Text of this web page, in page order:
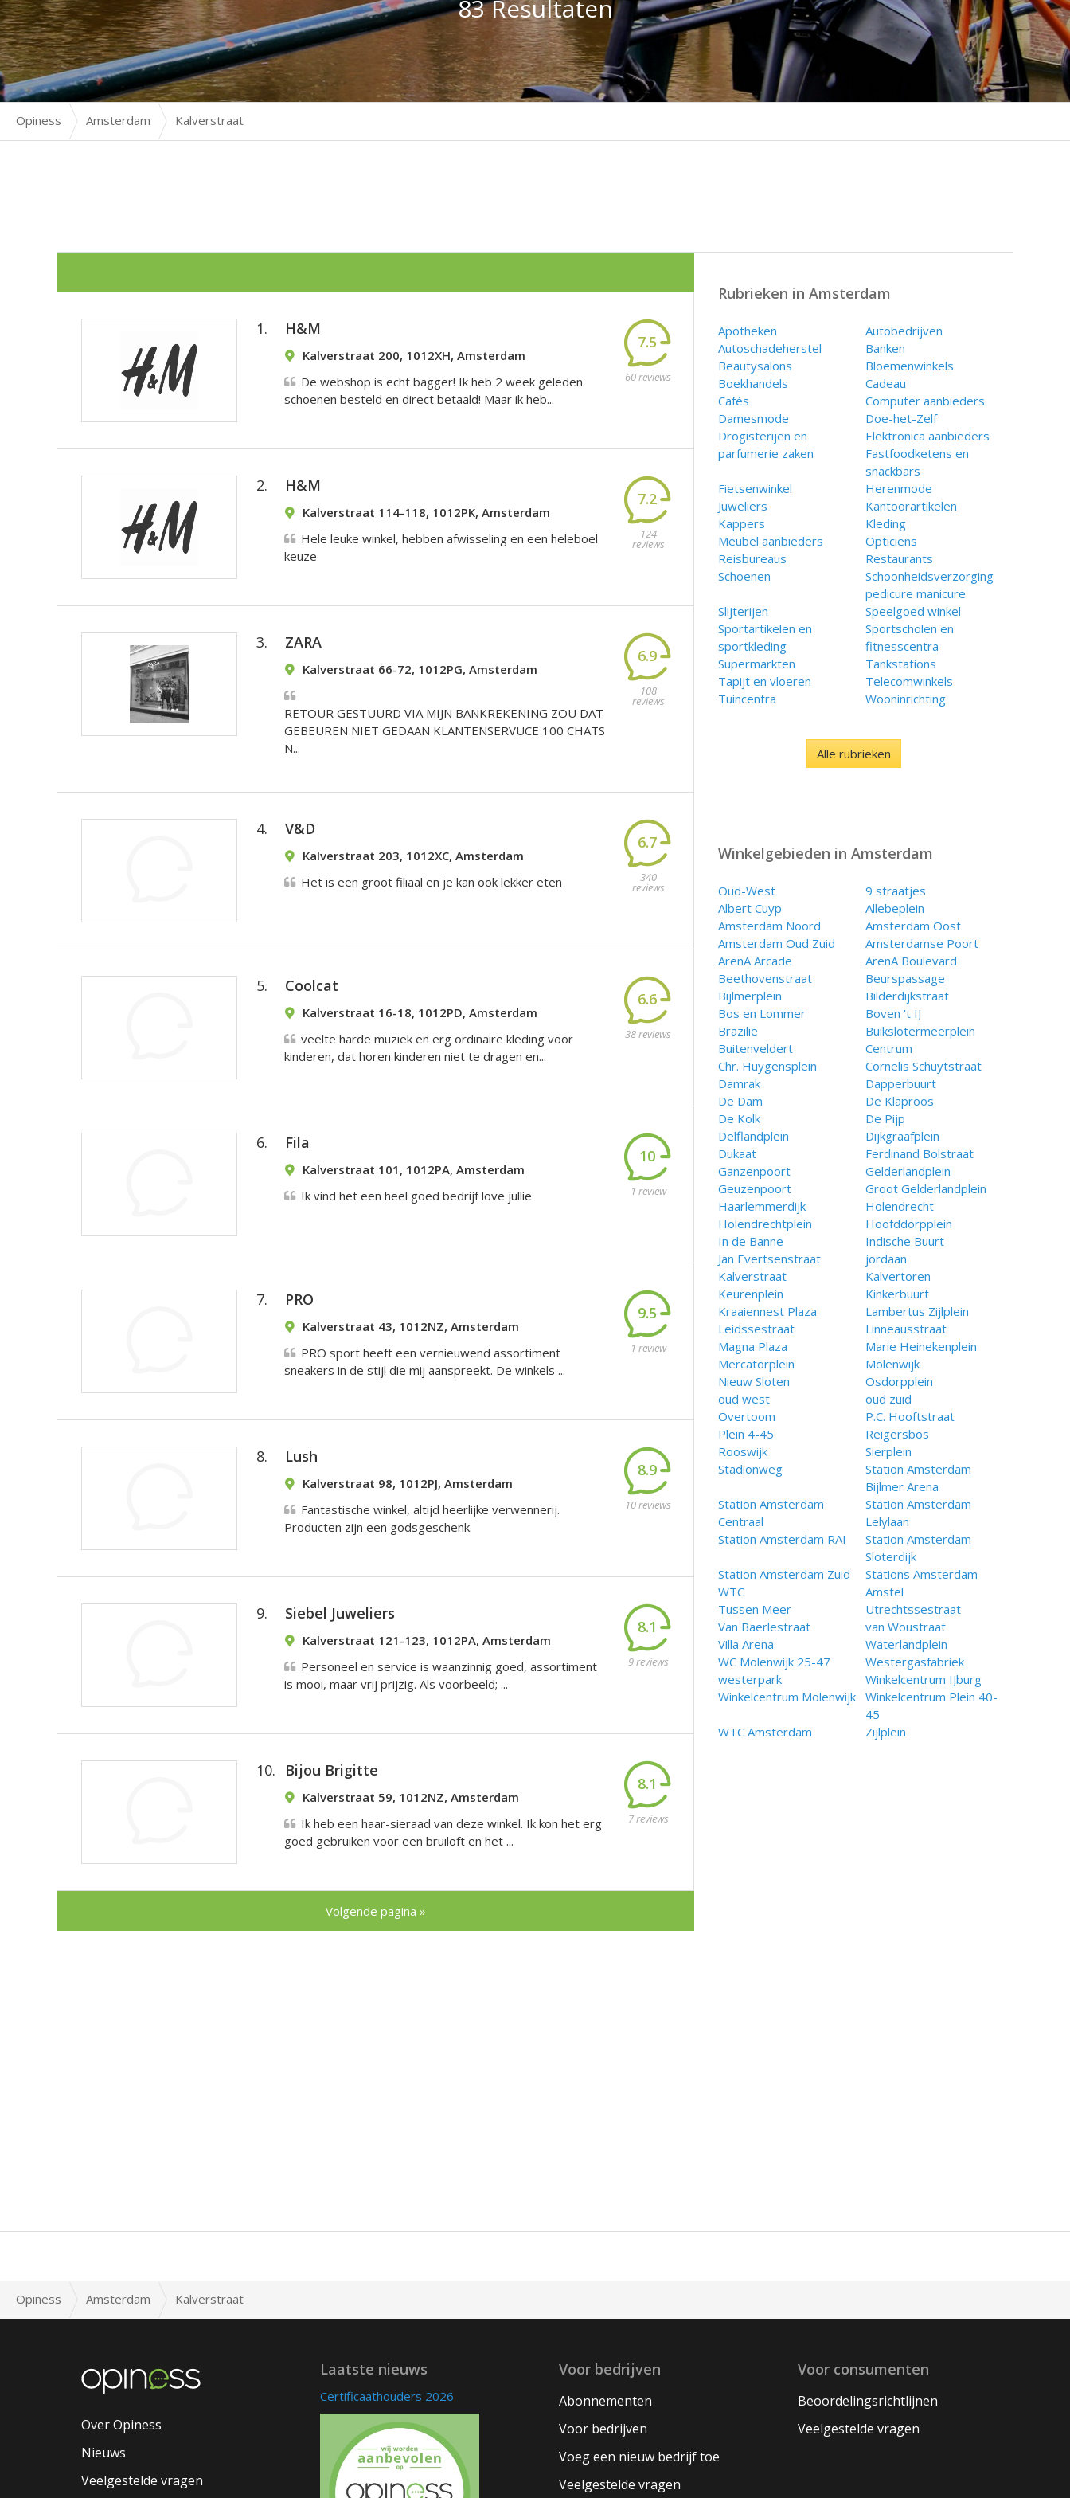
83 Resultaten
Opiness Amsterdam Kalverstraat
1. H&M
Kalverstraat 200, 1012XH, Amsterdam
7.5
60 reviews
De webshop is echt bagger! Ik heb 2 week geleden
schoenen besteld en direct betaald! Maar ik heb...
2. H&M
Kalverstraat 114-118, 1012PK, Amsterdam
7.2
124
reviews
Hele leuke winkel, hebben afwisseling en een heleboel
keuze
3. ZARA
Kalverstraat 66-72, 1012PG, Amsterdam
6.9
108
reviews
RETOUR GESTUURD VIA MIJN BANKREKENING ZOU DAT
GEBEUREN NIET GEDAAN KLANTENSERVUCE 100 CHATS
N...
4. V&D
Kalverstraat 203, 1012XC, Amsterdam
6.7
340
reviews
Het is een groot filiaal en je kan ook lekker eten
5. Coolcat
Kalverstraat 16-18, 1012PD, Amsterdam
6.6
38 reviews
veelte harde muziek en erg ordinaire kleding voor
kinderen, dat horen kinderen niet te dragen en...
6. Fila
Kalverstraat 101, 1012PA, Amsterdam
10
1 review
Ik vind het een heel goed bedrijf love jullie
7. PRO
Kalverstraat 43, 1012NZ, Amsterdam
9.5
1 review
PRO sport heeft een vernieuwend assortiment
sneakers in de stijl die mij aanspreekt. De winkels ...
8. Lush
Kalverstraat 98, 1012PJ, Amsterdam
8.9
10 reviews
Fantastische winkel, altijd heerlijke verwennerij.
Producten zijn een godsgeschenk.
9. Siebel Juweliers
Kalverstraat 121-123, 1012PA, Amsterdam
8.1
9 reviews
Personeel en service is waanzinnig goed, assortiment
is mooi, maar vrij prijzig. Als voorbeeld; ...
10. Bijou Brigitte
Kalverstraat 59, 1012NZ, Amsterdam
8.1
7 reviews
Ik heb een haar-sieraad van deze winkel. Ik kon het erg
goed gebruiken voor een bruiloft en het ...
Volgende pagina »
Rubrieken in Amsterdam
Apotheken
Autobedrijven
Autoschadeherstel
Banken
Beautysalons
Bloemenwinkels
Boekhandels
Cadeau
Cafés
Computer aanbieders
Damesmode
Doe-het-Zelf
Drogisterijen en
parfumerie zaken
Elektronica aanbieders
Fastfoodketens en
snackbars
Fietsenwinkel
Herenmode
Juweliers
Kantoorartikelen
Kappers
Kleding
Meubel aanbieders
Opticiens
Reisbureaus
Restaurants
Schoenen
Schoonheidsverzorging
pedicure manicure
Slijterijen
Speelgoed winkel
Sportartikelen en
sportkleding
Sportscholen en
fitnesscentra
Supermarkten
Tankstations
Tapijt en vloeren
Telecomwinkels
Tuincentra
Wooninrichting
Alle rubrieken
Winkelgebieden in Amsterdam
Oud-West
9 straatjes
Albert Cuyp
Allebeplein
Amsterdam Noord
Amsterdam Oost
Amsterdam Oud Zuid
Amsterdamse Poort
ArenA Arcade
ArenA Boulevard
Beethovenstraat
Beurspassage
Bijlmerplein
Bilderdijkstraat
Bos en Lommer
Boven 't IJ
Brazilië
Buikslotermeerplein
Buitenveldert
Centrum
Chr. Huygensplein
Cornelis Schuytstraat
Damrak
Dapperbuurt
De Dam
De Klaproos
De Kolk
De Pijp
Delflandplein
Dijkgraafplein
Dukaat
Ferdinand Bolstraat
Ganzenpoort
Gelderlandplein
Geuzenpoort
Groot Gelderlandplein
Haarlemmerdijk
Holendrecht
Holendrechtplein
Hoofddorpplein
In de Banne
Indische Buurt
Jan Evertsenstraat
jordaan
Kalverstraat
Kalvertoren
Keurenplein
Kinkerbuurt
Kraaiennest Plaza
Lambertus Zijlplein
Leidssestraat
Linneausstraat
Magna Plaza
Marie Heinekenplein
Mercatorplein
Molenwijk
Nieuw Sloten
Osdorpplein
oud west
oud zuid
Overtoom
P.C. Hooftstraat
Plein 4-45
Reigersbos
Rooswijk
Sierplein
Stadionweg
Station Amsterdam
Bijlmer Arena
Station Amsterdam
Centraal
Station Amsterdam
Lelylaan
Station Amsterdam RAI
Station Amsterdam
Sloterdijk
Station Amsterdam Zuid
WTC
Stations Amsterdam
Amstel
Tussen Meer
Utrechtssestraat
Van Baerlestraat
van Woustraat
Villa Arena
Waterlandplein
WC Molenwijk 25-47
Westergasfabriek
westerpark
Winkelcentrum IJburg
Winkelcentrum Molenwijk Winkelcentrum Plein 40-
45
WTC Amsterdam
Zijlplein
Opiness Amsterdam Kalverstraat
Over Opiness
Nieuws
Veelgestelde vragen
Laatste nieuws
Certificaathouders 2026
Voor bedrijven
Abonnementen
Voor bedrijven
Voeg een nieuw bedrijf toe
Veelgestelde vragen
Voor consumenten
Beoordelingsrichtlijnen
Veelgestelde vragen